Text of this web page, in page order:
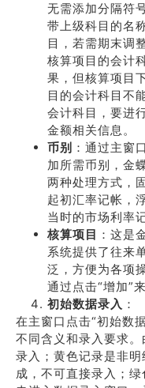
无需添加分隔符
带上级科目的名
目，若需期末调
核算项目的会计
果，但核算项目
目的会计科目不
会计科目，要进
金额相关信息。
币别 ：通过主窗
加所需币别，金
两种处理方式，
起初汇率记帐，
当时的市场利率
核算项目 ：这是
系统提供了往来
泛，方便为各项
通过点击“增加”
初始数据录入 ：
在主窗口点击“初始数
不同含义和录入要求
录入；黄色记录是非
成，不可直接录入；